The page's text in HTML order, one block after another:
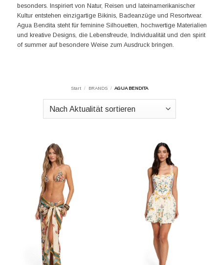
besonders. Inspiriert von Natur, Reisen und lateinamerikanischer
Kultur entstehen einzigartige Bikinis, Badeanzüge und Resortwear.
Agua Bendita steht für feminine Silhouetten, hochwertige Materialien
und kreative Designs, die Lebensfreude, Individualität und den spirit
of summer auf besondere Weise zum Ausdruck bringen.
Start / BRANDS / AGUA BENDITA